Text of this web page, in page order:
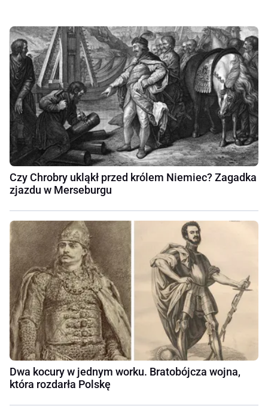
Czy Chrobry ukląkł przed królem Niemiec? Zagadka
zjazdu w Merseburgu
Dwa kocury w jednym worku. Bratobójcza wojna,
która rozdarła Polskę